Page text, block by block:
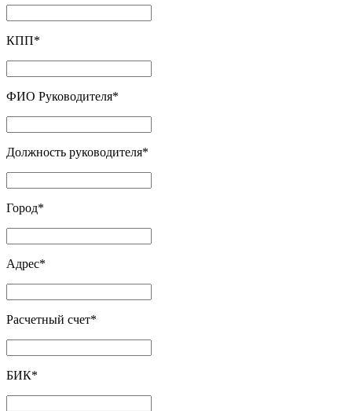
КПП*
ФИО Руководителя*
Должность руководителя*
Город*
Адрес*
Расчетный счет*
БИК*